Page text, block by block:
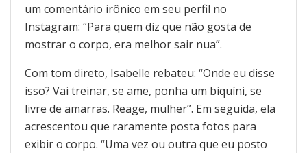
um comentário irônico em seu perfil no
Instagram: “Para quem diz que não gosta de
mostrar o corpo, era melhor sair nua”.
Com tom direto, Isabelle rebateu: “Onde eu disse
isso? Vai treinar, se ame, ponha um biquíni, se
livre de amarras. Reage, mulher”. Em seguida, ela
acrescentou que raramente posta fotos para
exibir o corpo. “Uma vez ou outra que eu posto